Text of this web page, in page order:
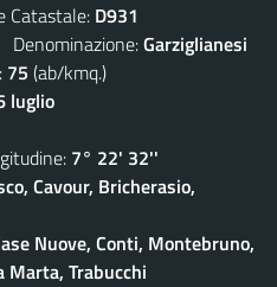
Catastale: D931
Denominazione:Garziglianesi
75 (ab/kmq.)
luglio
7° 22' 32''
Cavour, Bricherasio,
Nuove, Conti, Montebruno,
Marta, Trabucchi